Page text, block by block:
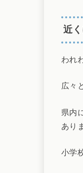
近
われ
広々
県内
あり
小学